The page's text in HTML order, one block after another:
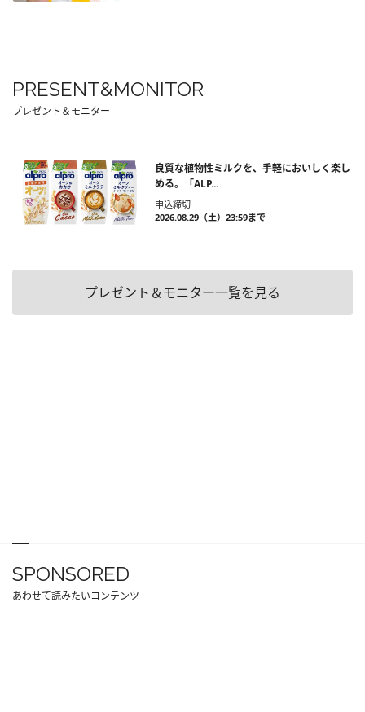
PRESENT&MONITOR
プレゼント＆モニター
良質な植物性ミルクを、手軽においしく楽し
める。「ALP...
申込締切
2026.08.29（土）23:59まで
プレゼント＆モニター一覧を見る
SPONSORED
あわせて読みたいコンテンツ